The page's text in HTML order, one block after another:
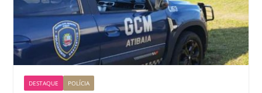
DESTAQUE POLÍCIA